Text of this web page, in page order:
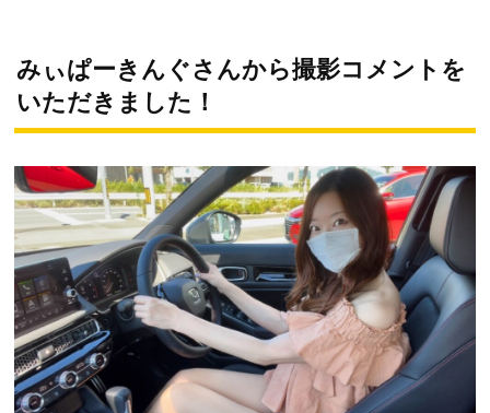
みぃぱーきんぐさんから撮影コメントを
いただきました！